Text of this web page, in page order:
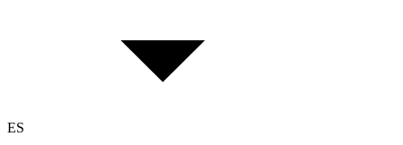
ES